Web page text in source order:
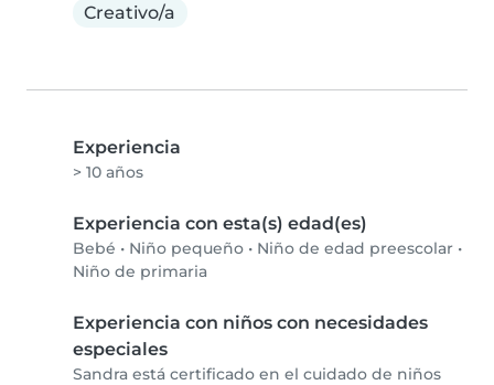
Creativo/a
Experiencia
> 10 años
Experiencia con esta(s) edad(es)
Bebé • Niño pequeño • Niño de edad preescolar •
Niño de primaria
Experiencia con niños con necesidades
especiales
Sandra está certificado en el cuidado de niños